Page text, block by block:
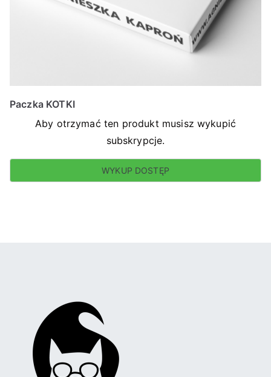
Paczka KOTKI
Aby otrzymać ten produkt musisz wykupić
subskrypcje.
WYKUP DOSTĘP